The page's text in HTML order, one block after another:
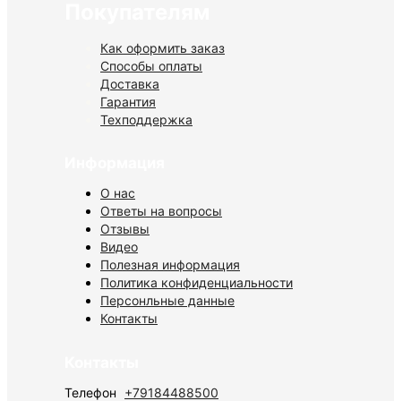
Как оформить заказ
Способы оплаты
Доставка
Гарантия
Техподдержка
О нас
Ответы на вопросы
Отзывы
Видео
Полезная информация
Политика конфиденциальности
Персонльные данные
Контакты
Телефон +79184488500